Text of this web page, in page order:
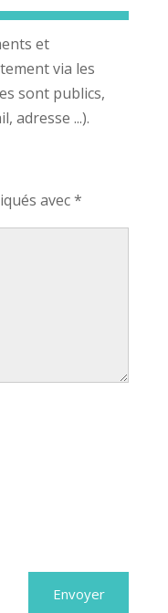
et
via les
sont publics,
adresse ...).
avec*